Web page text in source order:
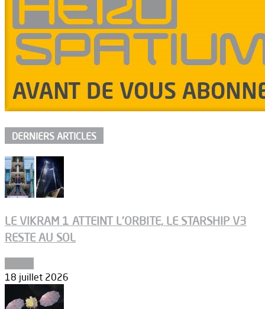
DERNIERS ARTICLES
LE VIKRAM 1 ATTEINT L’ORBITE, LE STARSHIP V3
RESTE AU SOL
18 juillet 2026